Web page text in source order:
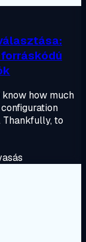
how much
Thankfully, to